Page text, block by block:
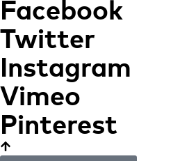
Facebook
Twitter
Instagram
Vimeo
Pinterest